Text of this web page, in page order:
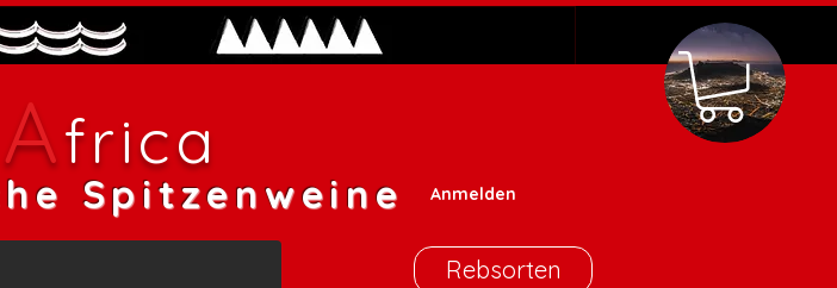
Africa
Spitzenweine Anmelden
Rebsorten